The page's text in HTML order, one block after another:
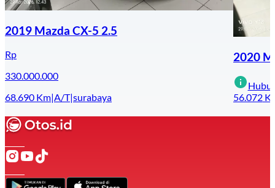
2019 Mazda CX-5 2.5
Rp
330.000.000
68.690 Km|A/T|surabaya
2020
56.072